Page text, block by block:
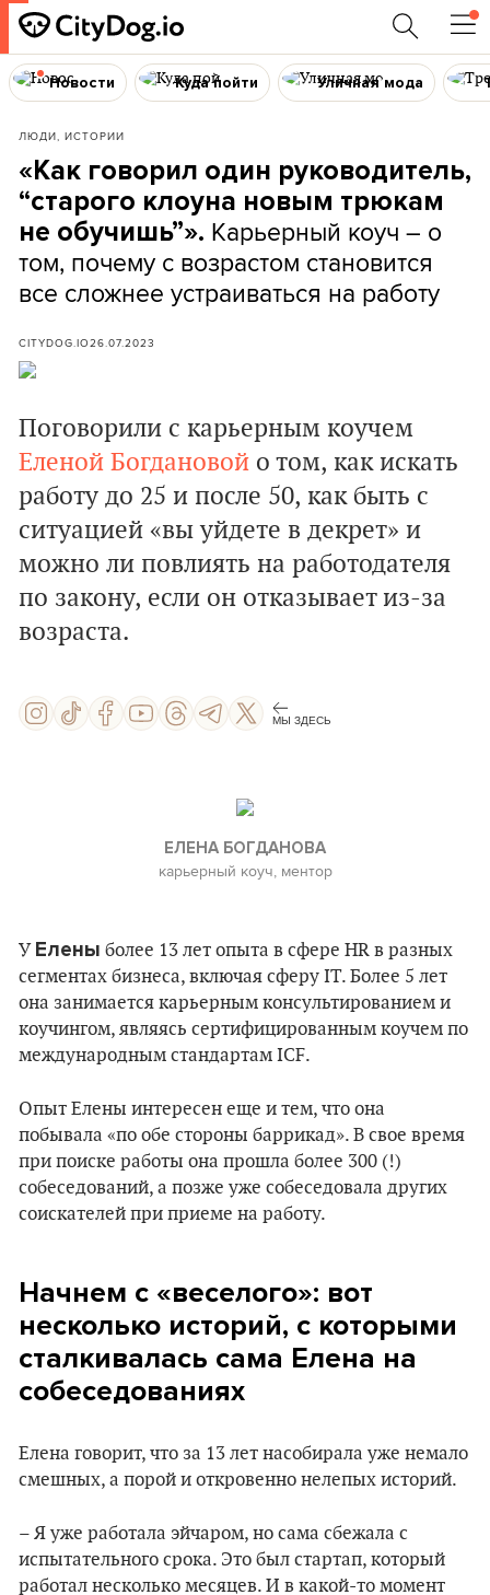
Новости Куда пойти Уличная мода
ЛЮДИ, ИСТОРИИ
«Как говорил один руководитель,
“старого клоуна новым трюкам
не обучишь”». Карьерный коуч – о
том, почему с возрастом становится
все сложнее устраиваться на работу
CITYDOG.IO26.07.2023
Поговорили с карьерным коучем
Еленой Богдановой о том, как искать
работу до 25 и после 50, как быть с
ситуацией «вы уйдете в декрет» и
можно ли повлиять на работодателя
по закону, если он отказывает из-за
возраста.
МЫ ЗДЕСЬ
ЕЛЕНА БОГДАНОВА
карьерный коуч, ментор
У Елены более 13 лет опыта в сфере HR в разных
сегментах бизнеса, включая сферу IT. Более 5 лет
она занимается карьерным консультированием и
коучингом, являясь сертифицированным коучем по
международным стандартам ICF.
Опыт Елены интересен еще и тем, что она
побывала «по обе стороны баррикад». В свое время
при поиске работы она прошла более 300 (!)
собеседований, а позже уже собеседовала других
соискателей при приеме на работу.
Начнем с «веселого»: вот
несколько историй, с которыми
сталкивалась сама Елена на
собеседованиях
Елена говорит, что за 13 лет насобирала уже немало
смешных, а порой и откровенно нелепых историй.
– Я уже работала эйчаром, но сама сбежала с
испытательного срока. Это был стартап, который
работал несколько месяцев. И в какой-то момент